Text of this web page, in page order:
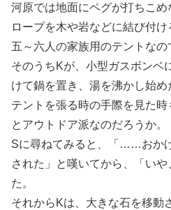
河原では地面にペグが打ちこ
ロープを木や岩などに結び付け
五～六人の家族用のテントなの
そのうちKが、小型ガスボンベ
けて鍋を置き、湯を沸かし始め
テントを張る時の手際を見た
とアウトドア派なのだろうか。
Sに尋ねてみると、「……おか
された」と嘆いてから、「いや
た。
それからKは、大きな石を移動